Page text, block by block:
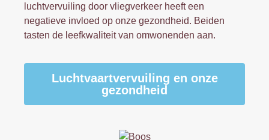
luchtvervuiling door vliegverkeer heeft een
negatieve invloed op onze gezondheid. Beiden
tasten de leefkwaliteit van omwonenden aan.
Luchtvaartvervuiling en onze
gezondheid